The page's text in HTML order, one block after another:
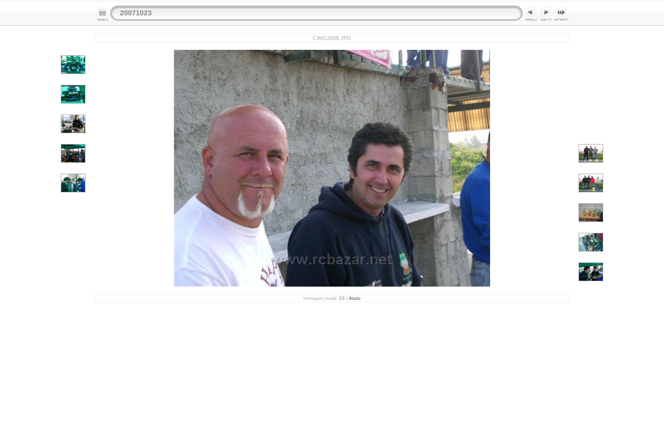
20071023
CIMG2898.JPG
Immagini totali: 23 | Aiuto